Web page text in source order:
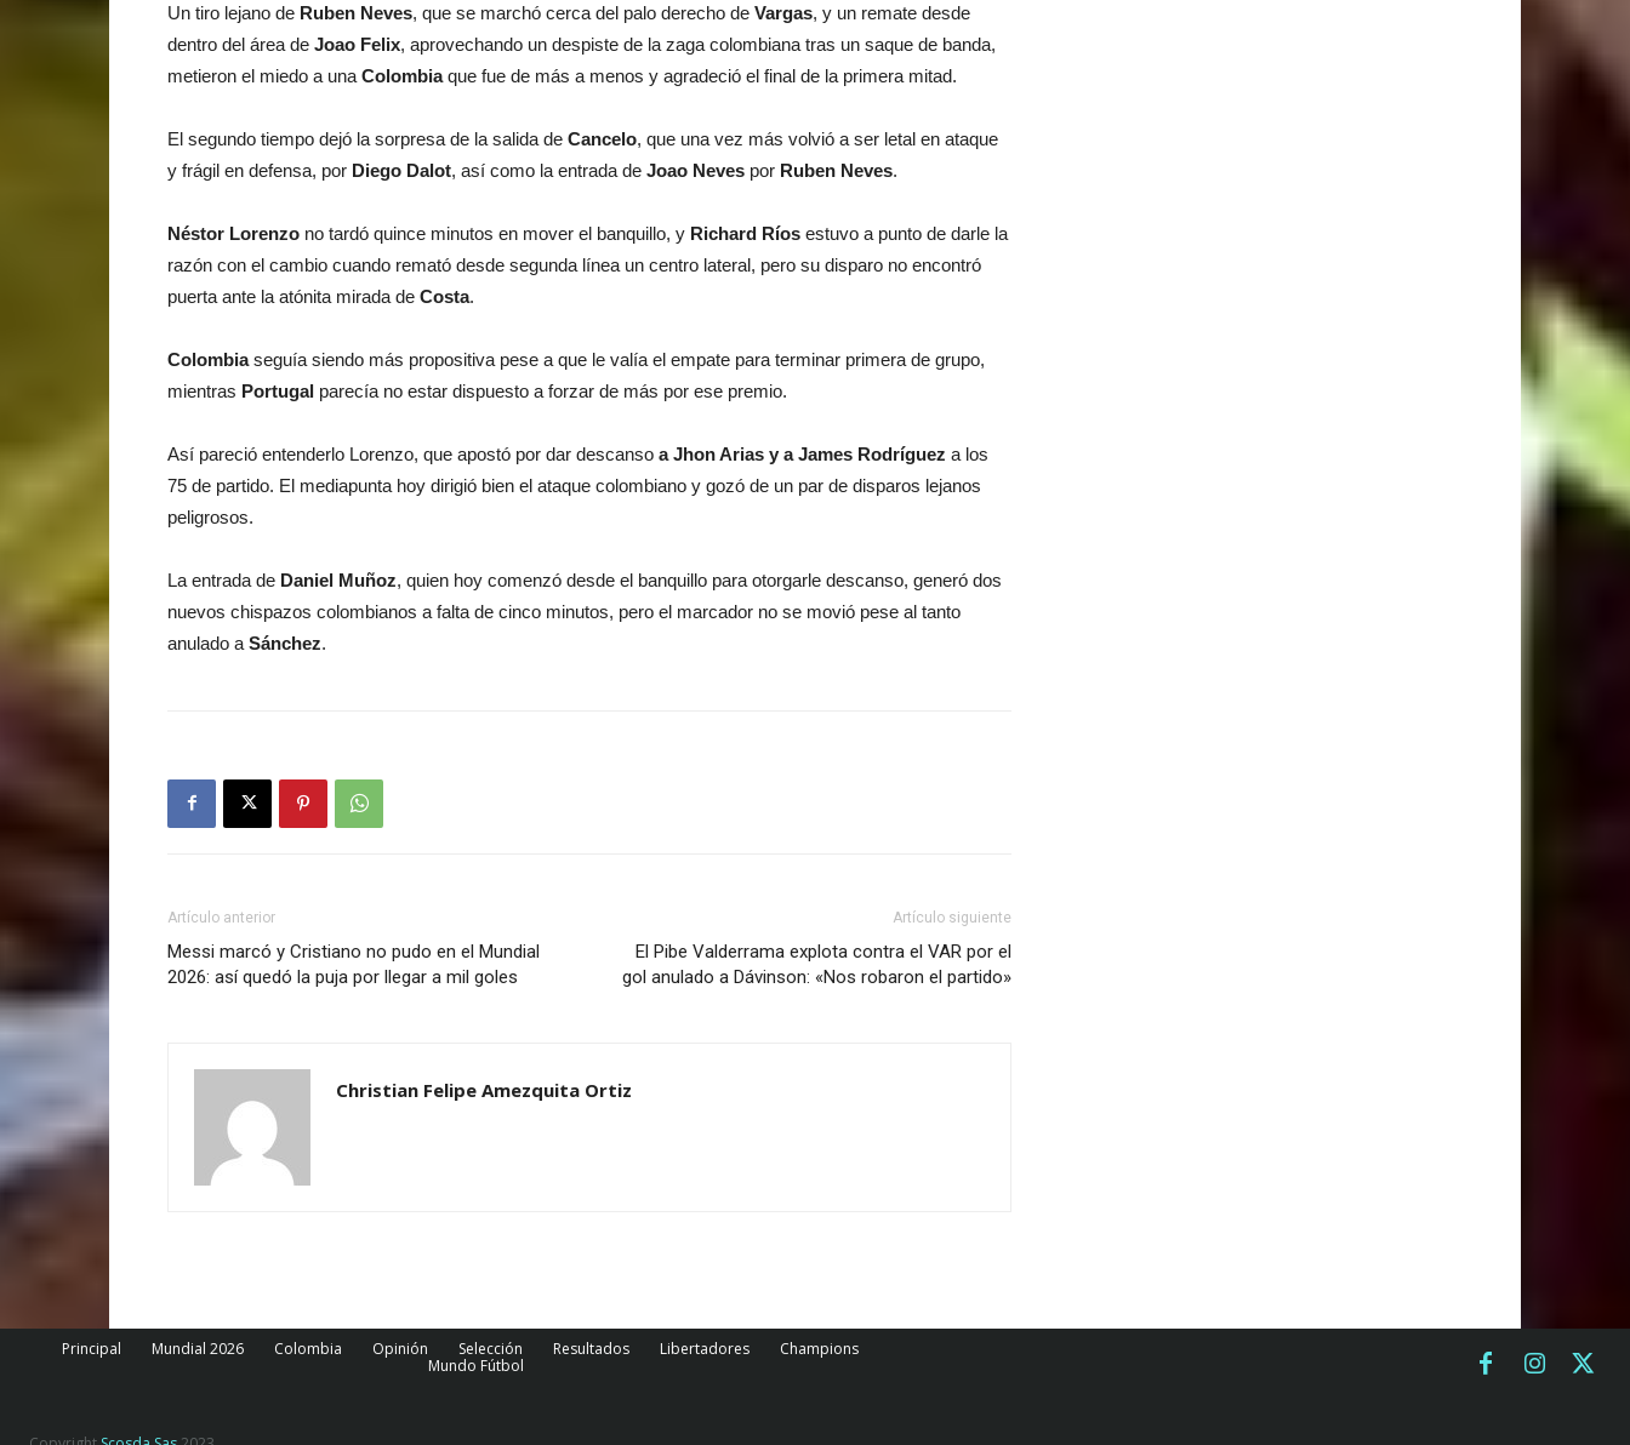
Un tiro lejano de Ruben Neves, que se marchó cerca del palo derecho de Vargas, y un remate desde
dentro del área de Joao Felix, aprovechando un despiste de la zaga colombiana tras un saque de banda,
metieron el miedo a una Colombiaque fue de más a menos y agradeció el final de la primera mitad.
El segundo tiempo dejó la sorpresa de la salida de Cancelo, que una vez más volvió a ser letal en ataque
y frágil en defensa, por Diego Dalot, así como la entrada de Joao Neves por Ruben Neves.
Néstor Lorenzo no tardó quince minutos en mover el banquillo, y Richard Ríos estuvo a punto de darle la
razón con el cambio cuando remató desde segunda línea un centro lateral, pero su disparo no encontró
puerta ante la atónita mirada de Costa.
Colombiaseguía siendo más propositiva pese a que le valía el empate para terminar primera de grupo,
mientras Portugal parecía no estar dispuesto a forzar de más por ese premio.
Así pareció entenderlo Lorenzo, que apostó por dar descanso a Jhon Arias y a James Rodríguez a los
75 de partido. El mediapunta hoy dirigió bien el ataque colombiano y gozó de un par de disparos lejanos
peligrosos.
La entrada de Daniel Muñoz, quien hoy comenzó desde el banquillo para otorgarle descanso, generó dos
nuevos chispazos colombianos a falta de cinco minutos, pero el marcador no se movió pese al tanto
anulado a Sánchez.
Artículo anterior
Messi marcó y Cristiano no pudo en el Mundial
2026: así quedó la puja por llegar a mil goles
Artículo siguiente
El Pibe Valderrama explota contra el VAR por el
gol anulado a Dávinson: «Nos robaron el partido»
Christian Felipe Amezquita Ortiz
Principal Mundial 2026 Colombia Opinión Selección Resultados Libertadores
Champions
Mundo Fútbol